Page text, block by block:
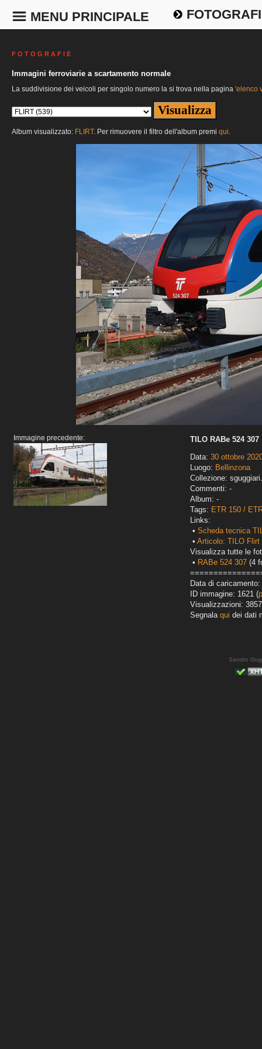
MENU PRINCIPALE
F O T O G R A F I E
Immagini ferroviarie a scartamento normale
La suddivisione dei veicoli per singolo numero la si trova nella pagina 'elenco
Album visualizzato: FLIRT. Per rimuovere il filtro dell'album premi qui.
Immagine precedente:
TILO RABe 524 307
Data: 30 ottobre
Luogo: Bellinzona
Collezione:
Commenti: -
Album: -
Tags: ETR 150 /
Links:
• Scheda tecnica
• Articolo: TILO
Visualizza tutte le
• RABe 524 307 (4
Data di
ID immagine: 1621 (
Visualizzazioni: 3857
Segnala qui dei dati
Sandro